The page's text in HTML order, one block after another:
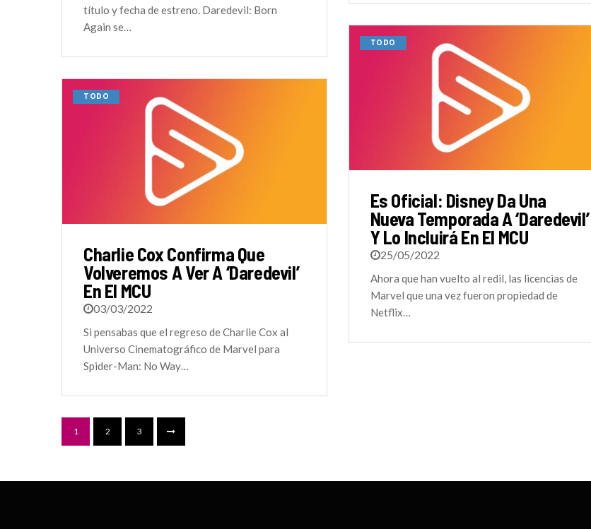
título y fecha de estreno. Daredevil: Born
Again se…
TODO
Es Oficial: Disney Da Una
Nueva Temporada A ‘Daredevil’
Y Lo Incluirá En El MCU
25/05/2022
Ahora que han vuelto al redil, las licencias de
Marvel que una vez fueron propiedad de
Netflix…
TODO
Charlie Cox Confirma Que
Volveremos A Ver A ‘Daredevil’
En El MCU
03/03/2022
Si pensabas que el regreso de Charlie Cox al
Universo Cinematográfico de Marvel para
Spider-Man: No Way…
1 2 3